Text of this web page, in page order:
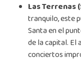
Las Terrenas
tranquilo, este
Santa en el
de la capital. El
conciertos